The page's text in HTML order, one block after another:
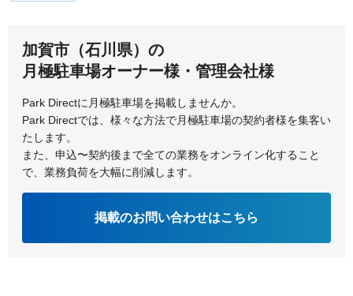
加賀市（石川県）の
月極駐車場オーナー様・管理会社様
Park Directに月極駐車場を掲載しませんか。
Park Directでは、様々な方法で月極駐車場の契約者様を集客い
たします。
また、申込〜契約後まで全ての業務をオンライン化すること
で、業務負荷を大幅に削減します。
掲載のお問い合わせはこちら